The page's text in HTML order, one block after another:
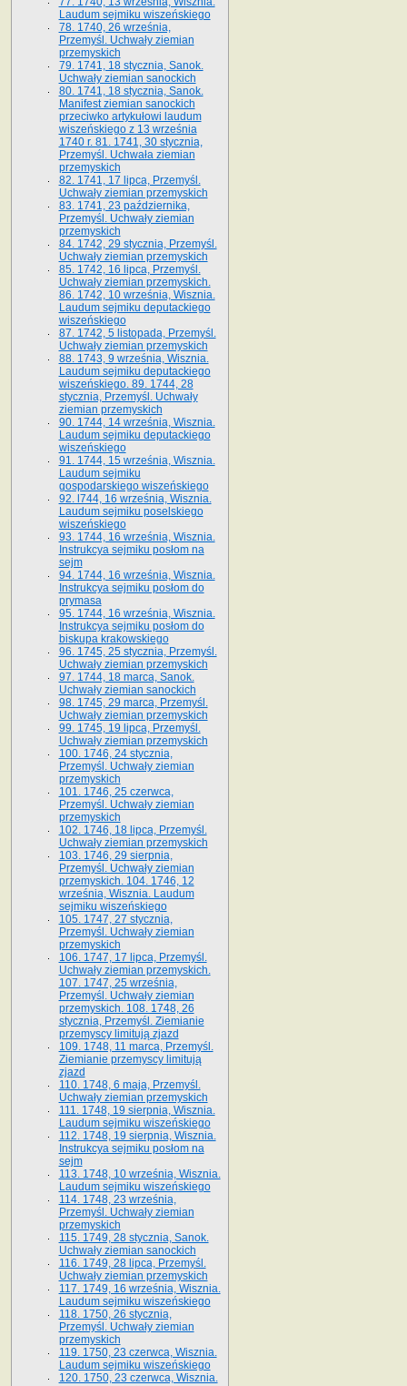
Laudum sejmiku wiszeńskiego
78. 1740, 26 września,
Przemyśl. Uchwały ziemian
przemyskich
79. 1741, 18 stycznia, Sanok.
Uchwały ziemian sanockich
80. 1741, 18 stycznia, Sanok.
Manifest ziemian sanockich
przeciwko artykułowi laudum
wiszeńskiego z 13 wrze­śnia
1740 r. 81. 1741, 30 stycznia,
Przemyśl. Uchwała ziemian
przemyskich
82. 1741, 17 lipca, Przemyśl.
Uchwały ziemian przemyskich
83. 1741, 23 października,
Przemyśl. Uchwały ziemian
przemyskich
84. 1742, 29 stycznia, Przemyśl.
Uchwały ziemian przemyskich
85. 1742, 16 lipca, Przemyśl.
Uchwały ziemian przemyskich.
86. 1742, 10 września, Wisznia.
Laudum sejmiku deputackiego
wiszeńskiego
87. 1742, 5 listopada, Przemyśl.
Uchwały ziemian przemyskich
88. 1743, 9 września, Wisznia.
Laudum sejmiku deputackiego
wiszeńskiego. 89. 1744, 28
stycznia, Przemyśl. Uchwały
ziemian przemyskich
90. 1744, 14 września, Wisznia.
Laudum sejmiku deputackiego
wiszeńskiego
91. 1744, 15 września, Wisznia.
Laudum sejmiku
gospodarskiego wiszeńskiego
92. l744, 16 września, Wisznia.
Laudum sejmiku poselskiego
wiszeńskiego
93. 1744, 16 września, Wisznia.
Instrukcya sejmiku posłom na
sejm
94. 1744, 16 września, Wisznia.
Instrukcya sejmiku posłom do
prymasa
95. 1744, 16 września, Wisznia.
Instrukcya sejmiku posłom do
biskupa krakowskiego
96. 1745, 25 stycznia, Przemyśl.
Uchwały ziemian przemyskich
97. 1744, 18 marca, Sanok.
Uchwały ziemian sanockich
98. 1745, 29 marca, Przemyśl.
Uchwały ziemian przemyskich
99. 1745, 19 lipca, Przemyśl.
Uchwały ziemian przemyskich
100. 1746, 24 stycznia,
Przemyśl. Uchwały ziemian
przemyskich
101. 1746, 25 czerwca,
Przemyśl. Uchwały ziemian
przemyskich
102. 1746, 18 lipca, Przemyśl.
Uchwały ziemian przemyskich
103. 1746, 29 sierpnia,
Przemyśl. Uchwały ziemian
przemyskich. 104. 1746, 12
września, Wisznia. Laudum
sejmiku wiszeńskiego
105. 1747, 27 stycznia,
Przemyśl. Uchwały ziemian
przemyskich
106. 1747, 17 lipca, Przemyśl.
Uchwały ziemian przemyskich.
107. 1747, 25 września,
Przemyśl. Uchwały ziemian
przemyskich. 108. 1748, 26
stycznia, Przemyśl. Ziemianie
przemyscy limitują zjazd
109. 1748, 11 marca, Przemyśl.
Ziemianie przemyscy limitują
zjazd
110. 1748, 6 maja, Przemyśl.
Uchwały ziemian przemyskich
111. 1748, 19 sierpnia, Wisznia.
Laudum sejmiku wiszeńskiego
112. 1748, 19 sierpnia, Wisznia.
Instrukcya sejmiku posłom na
sejm
113. 1748, 10 września, Wisznia.
Laudum sejmiku wiszeńskiego
114. 1748, 23 września,
Przemyśl. Uchwały ziemian
przemyskich
115. 1749, 28 stycznia, Sanok.
Uchwały ziemian sanockich
116. 1749, 28 lipca, Przemyśl.
Uchwały ziemian przemyskich
117. 1749, 16 września, Wisznia.
Laudum sejmiku wiszeńskiego
118. 1750, 26 stycznia,
Przemyśl. Uchwały ziemian
przemyskich
119. 1750, 23 czerwca, Wisznia.
Laudum sejmiku wiszeńskiego
120. 1750, 23 czerwca, Wisznia.